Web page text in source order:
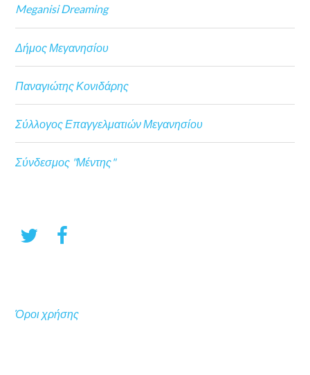
Meganisi Dreaming
Δήμος Μεγανησίου
Παναγιώτης Κονιδάρης
Σύλλογος Επαγγελματιών Μεγανησίου
Σύνδεσμος "Μέντης"
Όροι χρήσης